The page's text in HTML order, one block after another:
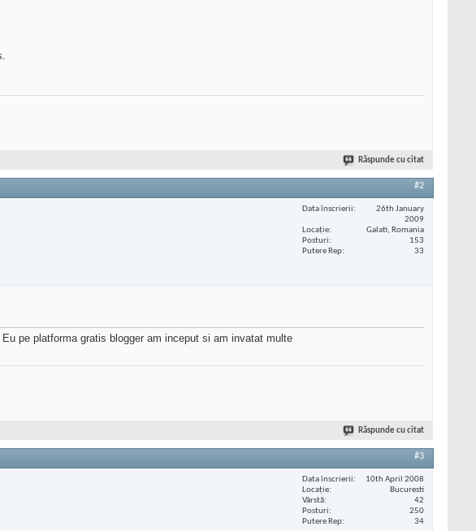
Răspunde cu citat
#2
Data înscrierii
26th January
2009
Locaţie
Galati, Romania
Posturi
153
Putere Rep
33
Eu pe platforma gratis blogger am inceput si am invatat multe
Răspunde cu citat
#3
Data înscrierii
10th April 2008
Locaţie
Bucuresti
Vârstă
42
Posturi
250
Putere Rep
34